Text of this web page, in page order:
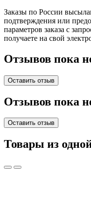
Заказы по России
подтверждения или
параметров заказа с
получаете на свой
Отзывов пока
Оставить отзыв
Отзывов пока
Оставить отзыв
Товары из